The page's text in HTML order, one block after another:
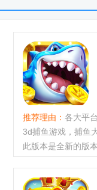
推荐理由： 各大平
3d捕鱼游戏，捕鱼
此版本是全新的版